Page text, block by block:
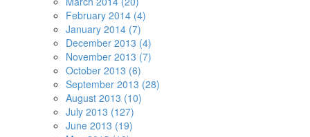
February 2014 (4)
January 2014 (7)
December 2013 (4)
November 2013 (7)
October 2013 (6)
September 2013 (28)
August 2013 (10)
July 2013 (127)
June 2013 (19)